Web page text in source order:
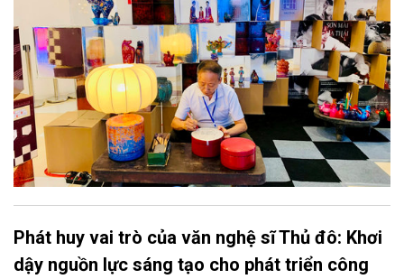
Phát huy vai trò của văn nghệ sĩ Thủ đô: Khơi
dậy nguồn lực sáng tạo cho phát triển công